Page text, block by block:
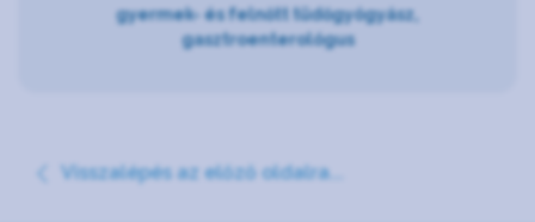
gyermek- és felnőtt tüdőgyógyász,
gasztroenterológus
Visszalépés az előző oldalra...